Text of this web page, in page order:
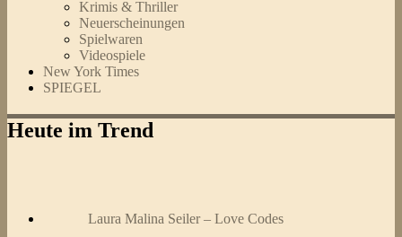
Krimis & Thriller
Neuerscheinungen
Spielwaren
Videospiele
New York Times
SPIEGEL
Heute im Trend
Laura Malina Seiler – Love Codes